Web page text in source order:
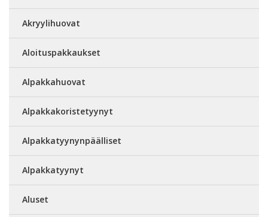
Akryylihuovat
Aloituspakkaukset
Alpakkahuovat
Alpakkakoristetyynyt
Alpakkatyynynpäälliset
Alpakkatyynyt
Aluset